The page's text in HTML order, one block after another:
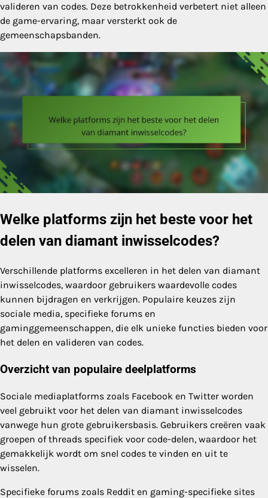
valideren van codes. Deze betrokkenheid verbetert niet alleen
de game-ervaring, maar versterkt ook de
gemeenschapsbanden.
Welke platforms zijn het beste voor het
delen van diamant inwisselcodes?
Verschillende platforms excelleren in het delen van diamant
inwisselcodes, waardoor gebruikers waardevolle codes
kunnen bijdragen en verkrijgen. Populaire keuzes zijn
sociale media, specifieke forums en
gaminggemeenschappen, die elk unieke functies bieden voor
het delen en valideren van codes.
Overzicht van populaire deelplatforms
Sociale mediaplatforms zoals Facebook en Twitter worden
veel gebruikt voor het delen van diamant inwisselcodes
vanwege hun grote gebruikersbasis. Gebruikers creëren vaak
groepen of threads specifiek voor code-delen, waardoor het
gemakkelijk wordt om snel codes te vinden en uit te
wisselen.
Specifieke forums zoals Reddit en gaming-specifieke sites